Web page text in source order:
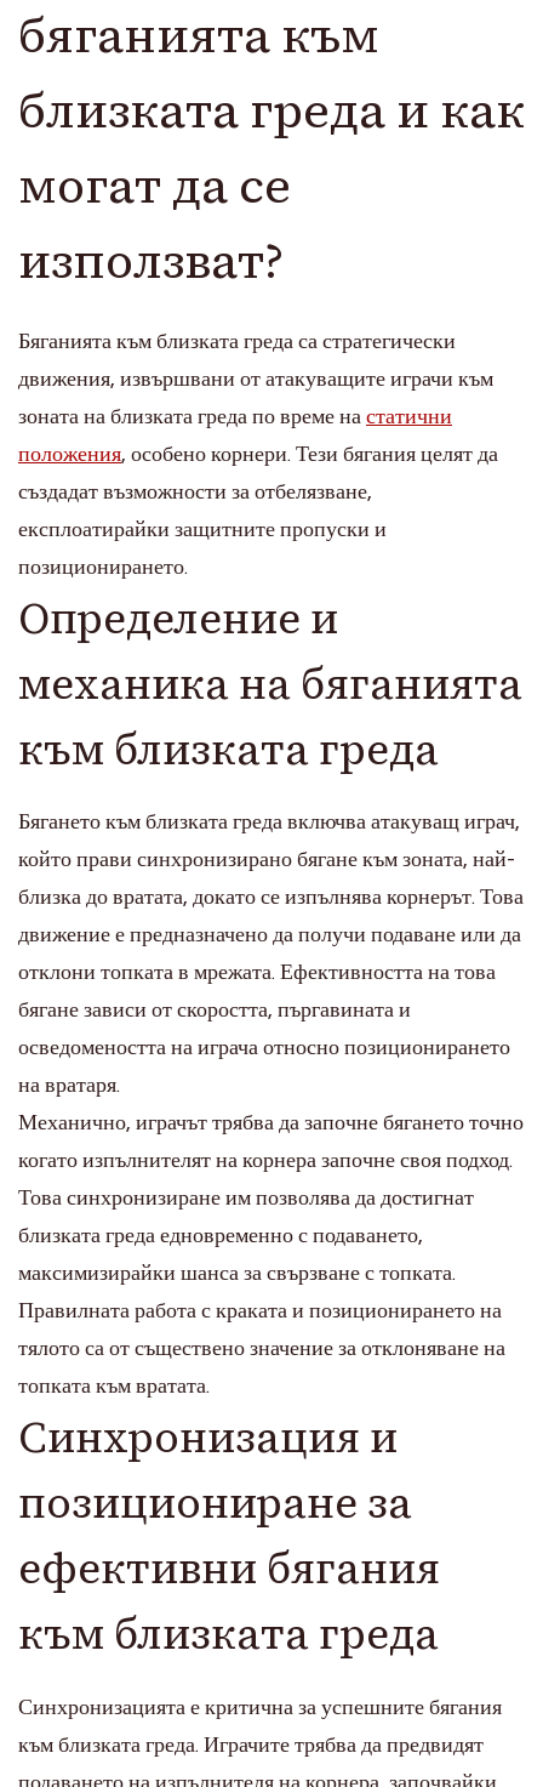
бяганията към
близката греда и как
могат да се
използват?
Бяганията към близката греда са стратегически
движения, извършвани от атакуващите играчи към
зоната на близката греда по време на статични
положения, особено корнери. Тези бягания целят да
създадат възможности за отбелязване,
експлоатирайки защитните пропуски и
позиционирането.
Определение и
механика на бяганията
към близката греда
Бягането към близката греда включва атакуващ играч,
който прави синхронизирано бягане към зоната, най-
близка до вратата, докато се изпълнява корнерът. Това
движение е предназначено да получи подаване или да
отклони топката в мрежата. Ефективността на това
бягане зависи от скоростта, пъргавината и
осведомеността на играча относно позиционирането
на вратаря.
Механично, играчът трябва да започне бягането точно
когато изпълнителят на корнера започне своя подход.
Това синхронизиране им позволява да достигнат
близката греда едновременно с подаването,
максимизирайки шанса за свързване с топката.
Правилната работа с краката и позиционирането на
тялото са от съществено значение за отклоняване на
топката към вратата.
Синхронизация и
позициониране за
ефективни бягания
към близката греда
Синхронизацията е критична за успешните бягания
към близката греда. Играчите трябва да предвидят
подаването на изпълнителя на корнера, започвайки